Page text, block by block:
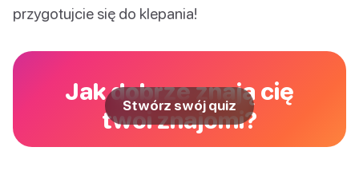
przygotujcie się do klepania!
Jak dobrze znają cię
twoi znajomi?
Stwórz swój quiz